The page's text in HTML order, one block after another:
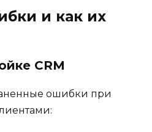
и как их
CRM
ошибки при